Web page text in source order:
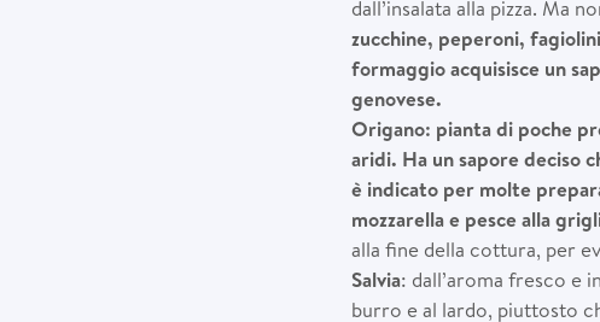
dall’insalata alla pizza. Ma
zucchine, peperoni,
formaggio acquisisce un
genovese.
Origano: pianta di poche
aridi. Ha un sapore deciso
è indicato per molte
mozzarella e pesce alla
alla fine della cottura, per
Salvia: dall’aroma fresco e
burro e al lardo, piuttosto